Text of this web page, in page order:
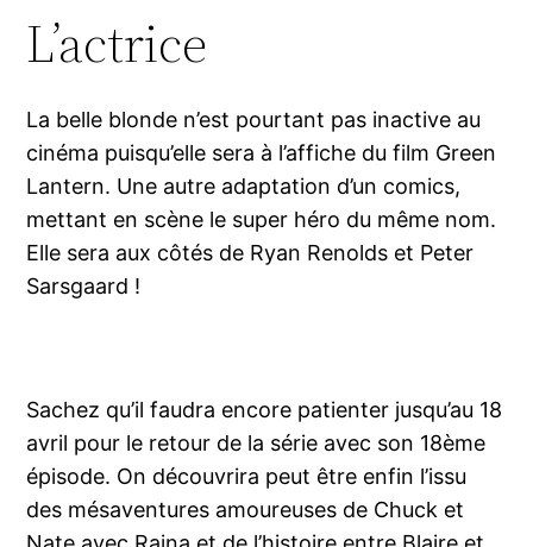
L’actrice
La belle blonde n’est pourtant pas inactive au
cinéma puisqu’elle sera à l’affiche du film Green
Lantern. Une autre adaptation d’un comics,
mettant en scène le super héro du même nom.
Elle sera aux côtés de Ryan Renolds et Peter
Sarsgaard !
Sachez qu’il faudra encore patienter jusqu’au 18
avril pour le retour de la série avec son 18ème
épisode. On découvrira peut être enfin l’issu
des mésaventures amoureuses de Chuck et